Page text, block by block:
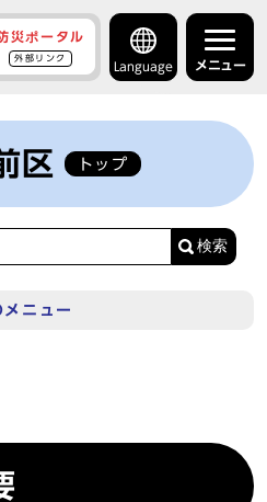
災ポータル
外部リンク
Language メニュー
区 トップ
検索
メニュー